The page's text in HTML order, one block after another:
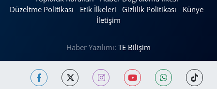
Düzeltme Politikası
Etik İlkeleri Gizlilik Politikası
Künye
İletişim
Haber Yazılımı: TE Bilişim